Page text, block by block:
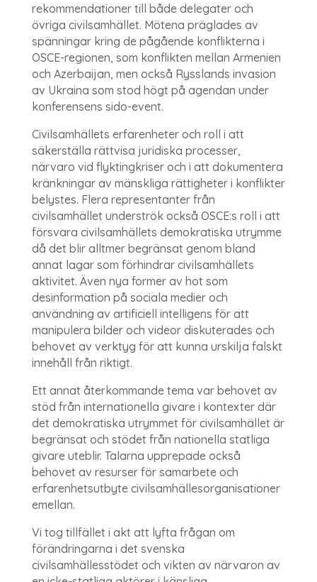
rekommendationer till både delegater och
övriga civilsamhället. Mötena präglades av
spänningar kring de pågående konflikterna i
OSCE-regionen, som konflikten mellan Armenien
och Azerbaijan, men också Rysslands invasion
av Ukraina som stod högt på agendan under
konferensens sido-event.
Civilsamhällets erfarenheter och roll i att
säkerställa rättvisa juridiska processer,
närvaro vid flyktingkriser och i att dokumentera
kränkningar av mänskliga rättigheter i konflikter
belystes. Flera representanter från
civilsamhället underströk också OSCE:s roll i att
försvara civilsamhällets demokratiska utrymme
då det blir alltmer begränsat genom bland
annat lagar som förhindrar civilsamhällets
aktivitet. Även nya former av hot som
desinformation på sociala medier och
användning av artificiell intelligens för att
manipulera bilder och videor diskuterades och
behovet av verktyg för att kunna urskilja falskt
innehåll från riktigt.
Ett annat återkommande tema var behovet av
stöd från internationella givare i kontexter där
det demokratiska utrymmet för civilsamhället är
begränsat och stödet från nationella statliga
givare uteblir. Talarna upprepade också
behovet av resurser för samarbete och
erfarenhetsutbyte civilsamhällesorganisationer
emellan.
Vi tog tillfället i akt att lyfta frågan om
förändringarna i det svenska
civilsamhällesstödet och vikten av närvaron av